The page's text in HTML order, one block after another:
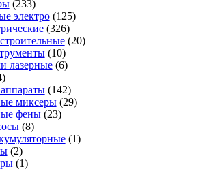
(233)
электро (125)
(326)
(20)
(10)
лазерные (6)
(142)
миксеры (29)
фены (23)
(8)
(1)
(2)
(1)